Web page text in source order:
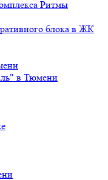
Ритмы
блока в ЖК
в Тюмени